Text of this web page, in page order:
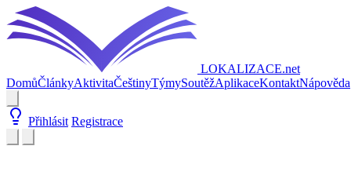
LOKALIZACE.net
DomůČlánkyAktivitaČeštinyTýmySoutěžAplikaceKontaktNápověda
Přihlásit Registrace